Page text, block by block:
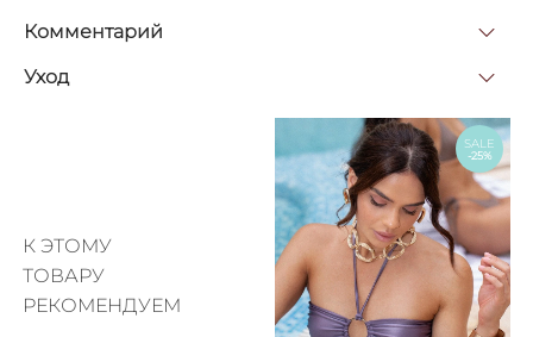
Комментарий
Уход
К ЭТОМУ
ТОВАРУ
РЕКОМЕНДУЕМ
SALE
-25%